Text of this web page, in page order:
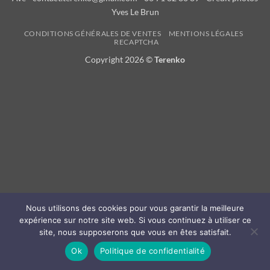
Yves Le Brun
CONDITIONS GÉNÉRALES DE VENTES
MENTIONS LÉGALES
RECAPTCHA
Copyright 2026 ©Terenko
Nous utilisons des cookies pour vous garantir la meilleure
expérience sur notre site web. Si vous continuez à utiliser ce
site, nous supposerons que vous en êtes satisfait.
Ok
Politique de confidentialité